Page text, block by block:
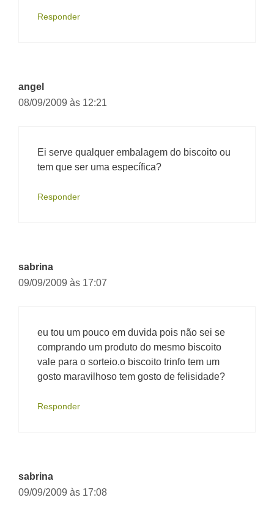
Responder
angel
08/09/2009 às 12:21
Ei serve qualquer embalagem do biscoito ou
tem que ser uma específica?
Responder
sabrina
09/09/2009 às 17:07
eu tou um pouco em duvida pois não sei se
comprando um produto do mesmo biscoito
vale para o sorteio.o biscoito trinfo tem um
gosto maravilhoso tem gosto de felisidade?
Responder
sabrina
09/09/2009 às 17:08